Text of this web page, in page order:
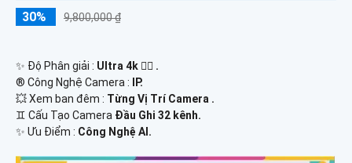
30% 9,800,000 ₫
✨ Độ Phân giải : Ultra 4k 👍🏾 .
®️ Công Nghệ Camera :
IP.
💥 Xem ban đêm : Từng Vị Trí Camera .
♊ Cấu Tạo Camera Đầu Ghi 32 kênh.
️✨ Ưu Điểm : Công Nghệ AI.